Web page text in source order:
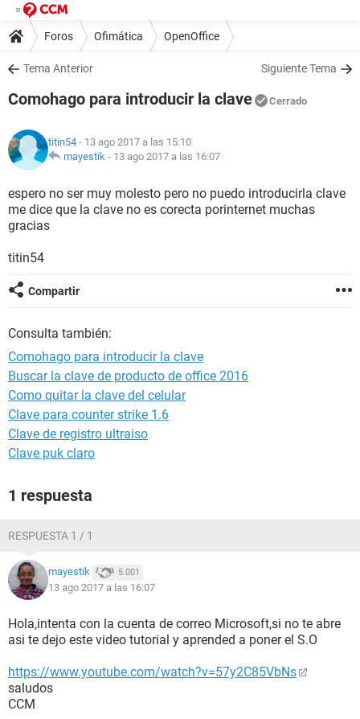
Foros Ofimática OpenOffice
Tema Anterior Siguiente Tema
Comohago para introducir la clave Cerrado
titin54 - 13 ago 2017 a las 15:10
mayestik - 13 ago 2017 a las 16:07
espero no ser muy molesto pero no puedo introducirla clave
me dice que la clave no es corecta porinternet muchas
gracias
titin54
Compartir
Consulta también:
Comohago para introducir la clave
Buscar la clave de producto de office 2016
Como quitar la clave del celular
Clave para counter strike 1.6
Clave de registro ultraiso
Clave puk claro
1 respuesta
RESPUESTA 1 / 1
mayestik 5.001
13 ago 2017 a las 16:07
Hola,intenta con la cuenta de correo Microsoft,si no te abre
asi te dejo este video tutorial y aprended a poner el S.O
https://www.youtube.com/watch?v=57y2C85VbNs
saludos
CCM